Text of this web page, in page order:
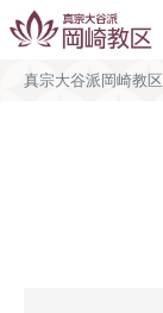
真宗大谷派岡崎教区